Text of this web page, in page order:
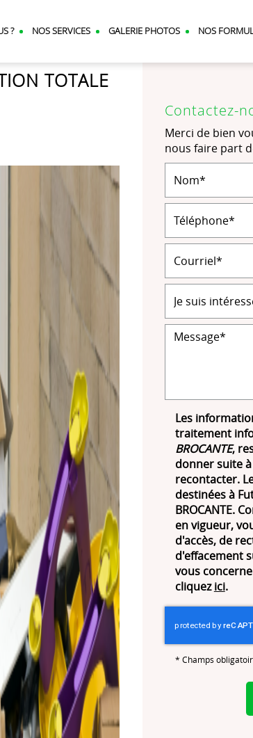
? NOS SERVICES GALERIE PHOTOS NOS
TOTALE
Contactez-
Merci de bien
nous faire part
Les
traitement
BROCANTE,
donner suite
recontacter.
destinées à
BROCANTE.
en vigueur,
d'accès, de
d'effacement
vous
cliquezici.
* Champs